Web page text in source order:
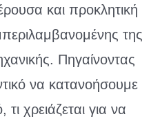
και προκλητική
της
Πηγαίνοντας
να κατανοήσουμε
χρειάζεται για να